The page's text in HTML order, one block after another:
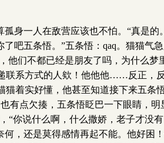
身一人在敌营应该也不怕。“真是
吧五条悟。”五条悟：qaq。猫猫
们不都已经是朋友了吗，为什么
联系方式的人欸！他他他……反正
着实好懂，他甚至知道接下来五
有点欠揍，五条悟眨巴一下眼睛，
“你说什么啊，什么撒娇，老子才
，还是莫得感情再起不能。他好